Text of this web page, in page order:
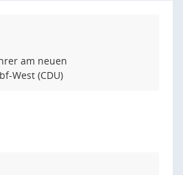
am neuen
West (CDU)